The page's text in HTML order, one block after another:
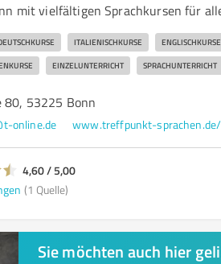
mit vielfältigen Sprachkursen für
ITALIENISCHKURSE ENGLISCHKURSE
EINZELUNTERRICHT SPRACHUNTERRICHT
80, 53225 Bonn
online.de www.treffpunkt-sprachen.de/
4,60 / 5,00
(1 Quelle)
Sie möchten auch hier